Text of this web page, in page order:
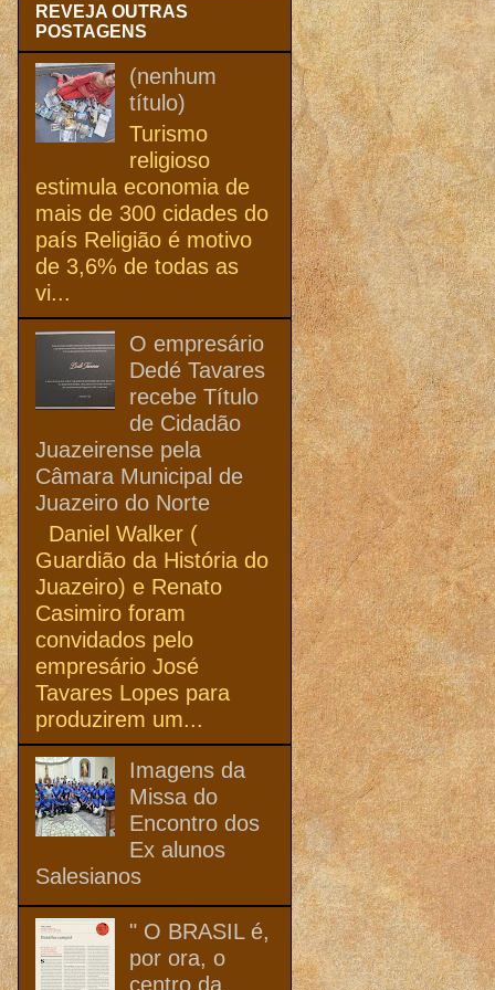
REVEJA OUTRAS
POSTAGENS
(nenhum
título)
Turismo
religioso
estimula economia de
mais de 300 cidades do
país Religião é motivo
de 3,6% de todas as
vi...
O empresário
Dedé Tavares
recebe Título
de Cidadão
Juazeirense pela
Câmara Municipal de
Juazeiro do Norte
Daniel Walker (
Guardião da História do
Juazeiro) e Renato
Casimiro foram
convidados pelo
empresário José
Tavares Lopes para
produzirem um...
Imagens da
Missa do
Encontro dos
Ex alunos
Salesianos
" O BRASIL é,
por ora, o
centro da